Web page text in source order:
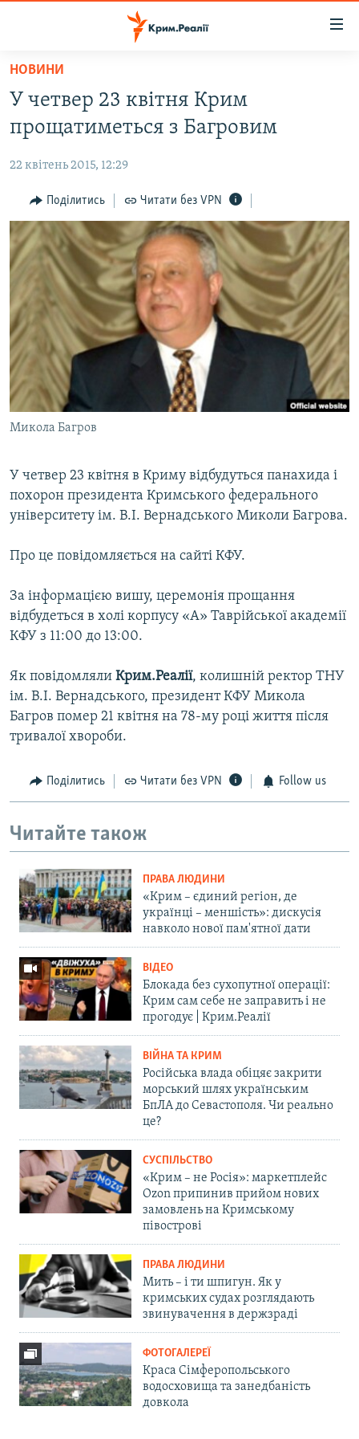
Перейти
основного
матеріалу
Перейти
до
навігації
Перейти
до
пошуку
ВОДА.КРИМ
ВІДЕО ТА ФОТО
ПОЛІТИКА
БЛОГИ
ПОГЛЯД
ІНТЕРВ'Ю
ВСЕ ЗА ДЕНЬ
СПЕЦПРОЕКТИ
ДЕПОРТАЦІЯ
ВІДЕОУРОКИ «ELIFBE»
СВІДЧЕННЯ ОКУПАЦІЇ
УКРАЇНСЬКА ПРОБЛЕМА КРИМУ
ЯК ОБІЙТИ БЛОКУВАННЯ
Русский
Qırımtatar
НОВИНИ
У четвер 23 квітня Крим
прощатиметься з Багровим
22 квітень 2015, 12:29
Поділитись Читати без VPN
Микола Багров
У четвер 23 квітня в Криму відбудуться панахида і
похорон президента Кримського федерального
університету ім. В.І. Вернадського Миколи Багрова.
Про це повідомляється на сайті КФУ.
За інформацією вишу, церемонія прощання
відбудеться в холі корпусу «А» Таврійської академії
КФУ з 11:00 до 13:00.
Як повідомляли Крим.Реалії, колишній ректор ТНУ
ім. В.І. Вернадського, президент КФУ Микола
Багров помер 21 квітня на 78-му році життя після
тривалої хвороби.
Поділитись Читати без VPN Follow us
Читайте також
ПРАВА ЛЮДИНИ
«Крим – єдиний регіон, де
українці – меншість»: дискусія
навколо нової пам'ятної дати
ВІДЕО
Блокада без сухопутної операції:
Крим сам себе не заправить і не
прогодує | Крим.Реалії
ВІЙНА ТА КРИМ
Російська влада обіцяє закрити
морський шлях українським
БпЛА до Севастополя. Чи реально
це?
СУСПІЛЬСТВО
«Крим – не Росія»: маркетплейс
Ozon припинив прийом нових
замовлень на Кримському
півострові
ПРАВА ЛЮДИНИ
Мить – і ти шпигун. Як у
кримських судах розглядають
звинувачення в держзраді
ФОТОГАЛЕРЕЇ
Краса Сімферопольського
водосховища та занедбаність
довкола